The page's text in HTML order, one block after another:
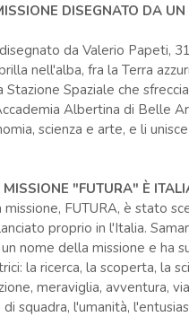
DISEGNATO DA
da Valerio Papeti,
nell'alba, fra la Terra
Stazione Spaziale che
Albertina di Belle
scienza e arte, e li
"FUTURA" È
FUTURA, è stato
proprio in l'Italia.
nome della missione e ha
la ricerca, la scoperta, la
meraviglia, avventura,
squadra, l'umanità,